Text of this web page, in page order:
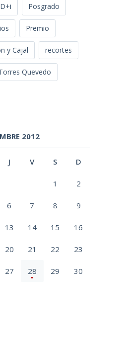
Posgrado
Premio
y Cajal recortes
Quevedo
2012
J V S D
1 2
6 7 8 9
13 14 15 16
20 21 22 23
27 28 29 30